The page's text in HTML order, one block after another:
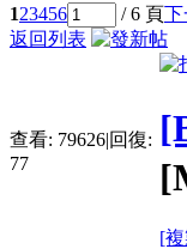
123456 / 6 頁下
返回列表
查看: 79626|回復:
77
[